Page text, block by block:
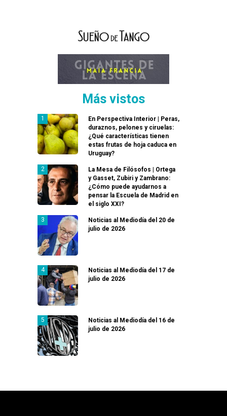
Más vistos
En Perspectiva Interior | Peras,
duraznos, pelones y ciruelas:
¿Qué características tienen
estas frutas de hoja caduca en
Uruguay?
La Mesa de Filósofos | Ortega
y Gasset, Zubiri y Zambrano:
¿Cómo puede ayudarnos a
pensar la Escuela de Madrid en
el siglo XXI?
Noticias al Mediodía del 20 de
julio de 2026
Noticias al Mediodía del 17 de
julio de 2026
Noticias al Mediodía del 16 de
julio de 2026